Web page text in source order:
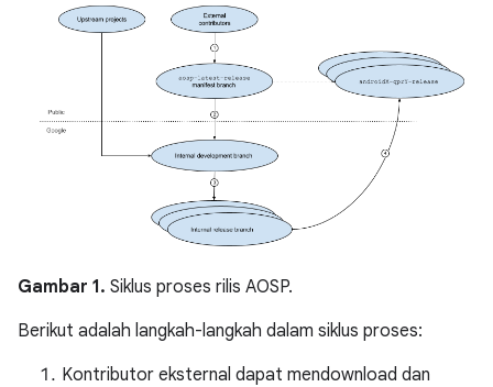
Gambar 1. Siklus proses rilis AOSP.
Berikut adalah langkah-langkah dalam siklus proses:
Kontributor eksternal dapat mendownload dan